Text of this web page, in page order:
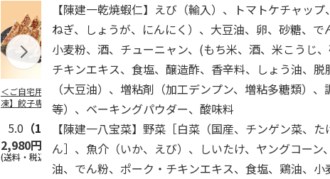
＜ご自宅用＞【冷
凍】餃子専門店宇都
宮 悟空 特製肉餃
5.0 （1）
2,980円
(送料・税込)
【冷凍】≪小樽海洋
水産≫小樽の小鍋と
海鮮おこわ
5.0（1）
6,912円
(送料・税込)
＜お中元＞横浜中華
街 江戸清謹製中華
まんセット
5.0（1）
3,180円
(送料・税込)
【冷凍】福
3,900円
(送料・税込)
【陳建一乾焼蝦仁】えび（輸入）、トマトケチャップ
ねぎ、しょうが、にんにく）、大豆油、卵、砂糖、で
小麦粉、酒、チューニャン、(もち米、酒、米こうじ
チキンエキス、食塩、醸造酢、香辛料、しょう油、脱
（大豆油）、増粘剤（加工デンプン、増粘多糖類）
等）、ベーキングパウダー、酸味料
【陳建一八宝菜】野菜［白菜（国産、チンゲン菜、
ん］、魚介（いか、えび）、しいたけ、ヤングコーン
油、でん粉、ポーク・チキンエキス、食塩、鶏油、